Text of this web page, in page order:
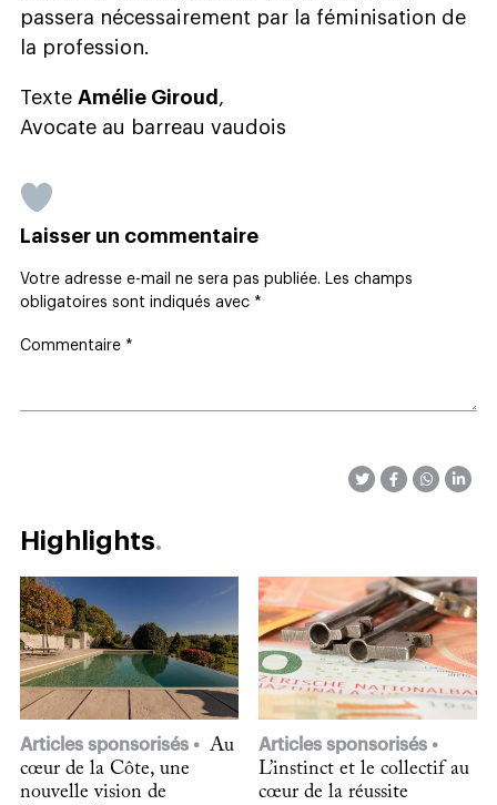
passera nécessairement par la féminisation de
la profession.
Texte Amélie Giroud ,
Avocate au barreau vaudois
Laisser un commentaire
Votre adresse e-mail ne sera pas publiée. Les champs
obligatoires sont indiqués avec *
Commentaire *
Highlights
Articles sponsorisés
Au
cœur de la Côte, une
nouvelle vision de
Articles sponsorisés
L’instinct et le collectif au
cœur de la réussite